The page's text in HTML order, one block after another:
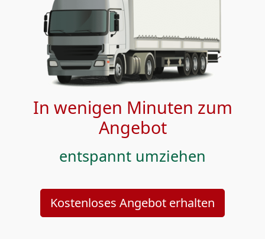
In wenigen Minuten zum
Angebot
entspannt umziehen
Kostenloses Angebot erhalten